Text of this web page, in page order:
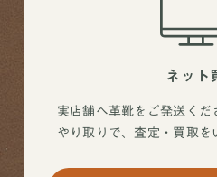
ネット
実店舗へ革靴をご発送く
やり取りで、査定・買取を